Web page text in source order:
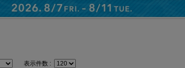
表示件数 :